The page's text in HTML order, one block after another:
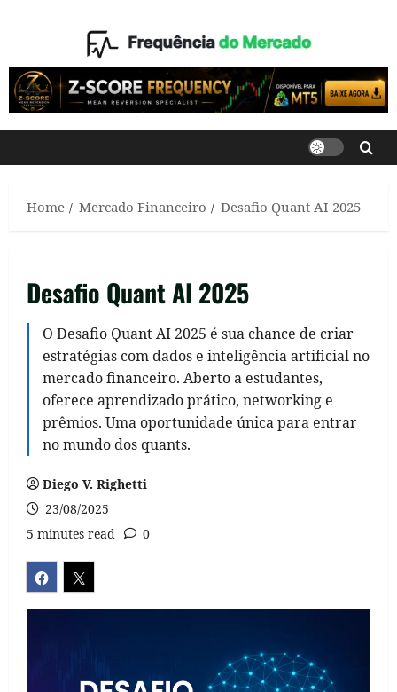
Home Mercado Financeiro Desafio Quant AI 2025
Desafio Quant AI 2025
O Desafio Quant AI 2025 é sua chance de criar
estratégias com dados e inteligência artificial no
mercado financeiro. Aberto a estudantes,
oferece aprendizado prático, networking e
prêmios. Uma oportunidade única para entrar
no mundo dos quants.
Diego V. Righetti
23/08/2025
5 minutes read
0